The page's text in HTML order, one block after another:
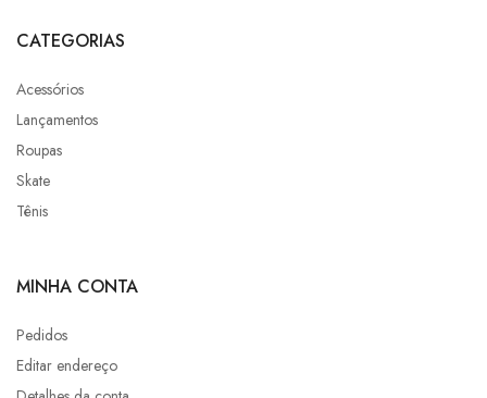
CATEGORIAS
Acessórios
Lançamentos
Roupas
Skate
Tênis
MINHA CONTA
Pedidos
Editar endereço